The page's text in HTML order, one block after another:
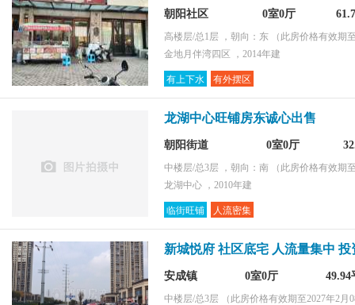
朝阳社区 0室0厅
高楼层/总1层 ，朝向：东
（此房价格有效期
金地月伴湾四区 ，2014年建
有上下水 有外摆区
龙湖中心旺铺房东诚心出售
朝阳街道 0室0厅
中楼层/总3层 ，朝向：南
（此房价格有效期
龙湖中心 ，2010年建
临街旺铺 人流密集
新城悦府 社区底宅 人流量集中 投
安成镇 0室0厅 49.94
中楼层/总3层
（此房价格有效期至2027年2月